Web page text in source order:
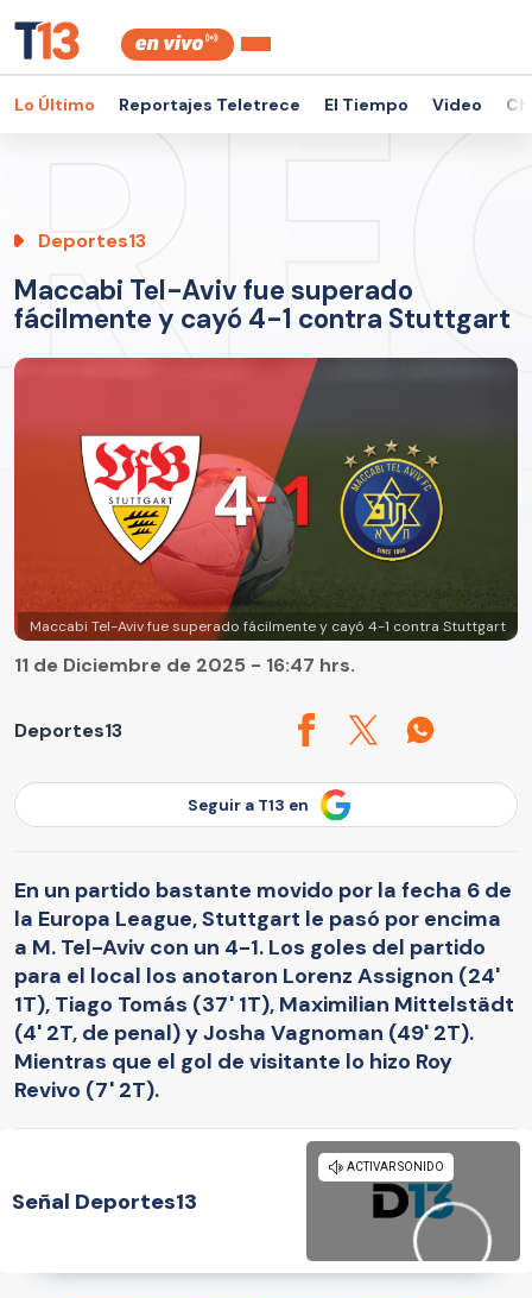
Lo Último Reportajes Teletrece El Tiempo Video
Deportes13
Maccabi Tel-Aviv fue superado
fácilmente y cayó 4-1 contra Stuttgart
Maccabi Tel-Aviv fue superado fácilmente y cayó 4-1 contra Stuttgart
Deportes13
11 de Diciembre de 2025 - 16:47 hrs.
Seguir a T13 en
En un partido bastante movido por la fecha 6 de
la Europa League, Stuttgart le pasó por encima
a M. Tel-Aviv con un 4-1. Los goles del partido
para el local los anotaron Lorenz Assignon (24'
1T), Tiago Tomás (37' 1T), Maximilian Mittelstädt
(4' 2T, de penal) y Josha Vagnoman (49' 2T).
Mientras que el gol de visitante lo hizo Roy
Revivo (7' 2T).
Señal Deportes13